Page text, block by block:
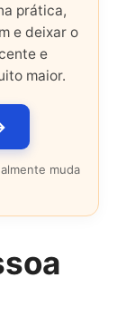
prática,
e deixar o
e
maior.
muda